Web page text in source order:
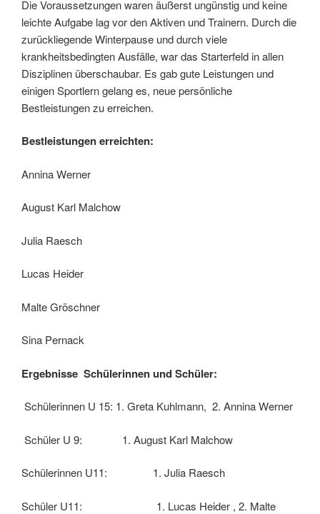
Die Voraussetzungen waren äußerst ungünstig und keine
leichte Aufgabe lag vor den Aktiven und Trainern. Durch die
zurückliegende Winterpause und durch viele
krankheitsbedingten Ausfälle, war das Starterfeld in allen
Disziplinen überschaubar. Es gab gute Leistungen und
einigen Sportlern gelang es, neue persönliche
Bestleistungen zu erreichen.
Bestleistungen erreichten:
Annina Werner
August Karl Malchow
Julia Raesch
Lucas Heider
Malte Gröschner
Sina Pernack
Ergebnisse Schülerinnen und Schüler:
Schülerinnen U 15: 1. Greta Kuhlmann, 2. Annina Werner
Schüler U 9: 1. August Karl Malchow
Schülerinnen U11: 1. Julia Raesch
Schüler U11: 1. Lucas Heider , 2. Malte